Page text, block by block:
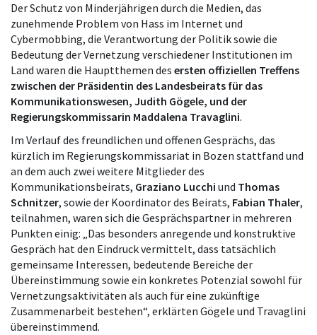
Der Schutz von Minderjährigen durch die Medien, das
zunehmende Problem von Hass im Internet und
Cybermobbing, die Verantwortung der Politik sowie die
Bedeutung der Vernetzung verschiedener Institutionen im
Land waren die Hauptthemen des ersten offiziellen Treffens
zwischen der Präsidentin des Landesbeirats für das
Kommunikationswesen, Judith Gögele, und der
Regierungskommissarin Maddalena Travaglini.
Im Verlauf des freundlichen und offenen Gesprächs, das
kürzlich im Regierungskommissariat in Bozen stattfand und
an dem auch zwei weitere Mitglieder des
Kommunikationsbeirats, Graziano Lucchi und Thomas
Schnitzer, sowie der Koordinator des Beirats, Fabian Thaler,
teilnahmen, waren sich die Gesprächspartner in mehreren
Punkten einig: „Das besonders anregende und konstruktive
Gespräch hat den Eindruck vermittelt, dass tatsächlich
gemeinsame Interessen, bedeutende Bereiche der
Übereinstimmung sowie ein konkretes Potenzial sowohl für
Vernetzungsaktivitäten als auch für eine zukünftige
Zusammenarbeit bestehen“, erklärten Gögele und Travaglini
übereinstimmend.